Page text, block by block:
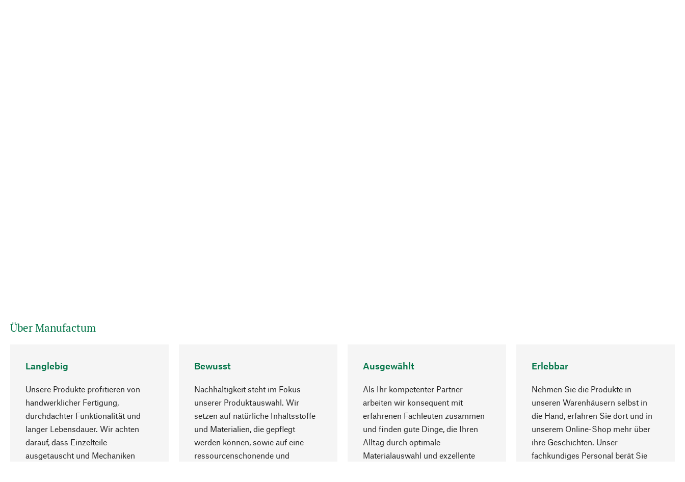
Über Manufactum
Langlebig
Unsere Produkte profitieren von
handwerklicher Fertigung,
durchdachter Funktionalität und
langer Lebensdauer. Wir achten
darauf, dass Einzelteile
ausgetauscht und Mechaniken
Bewusst
Nachhaltigkeit steht im Fokus
unserer Produktauswahl. Wir
setzen auf natürliche Inhaltsstoffe
und Materialien, die gepflegt
werden können, sowie auf eine
ressourcenschonende und
Ausgewählt
Als Ihr kompetenter Partner
arbeiten wir konsequent mit
erfahrenen Fachleuten zusammen
und finden gute Dinge, die Ihren
Alltag durch optimale
Materialauswahl und exzellente
Erlebbar
Nehmen Sie die Produkte in
unseren Warenhäusern selbst in
die Hand, erfahren Sie dort und in
unserem Online-Shop mehr über
ihre Geschichten. Unser
fachkundiges Personal berät Sie